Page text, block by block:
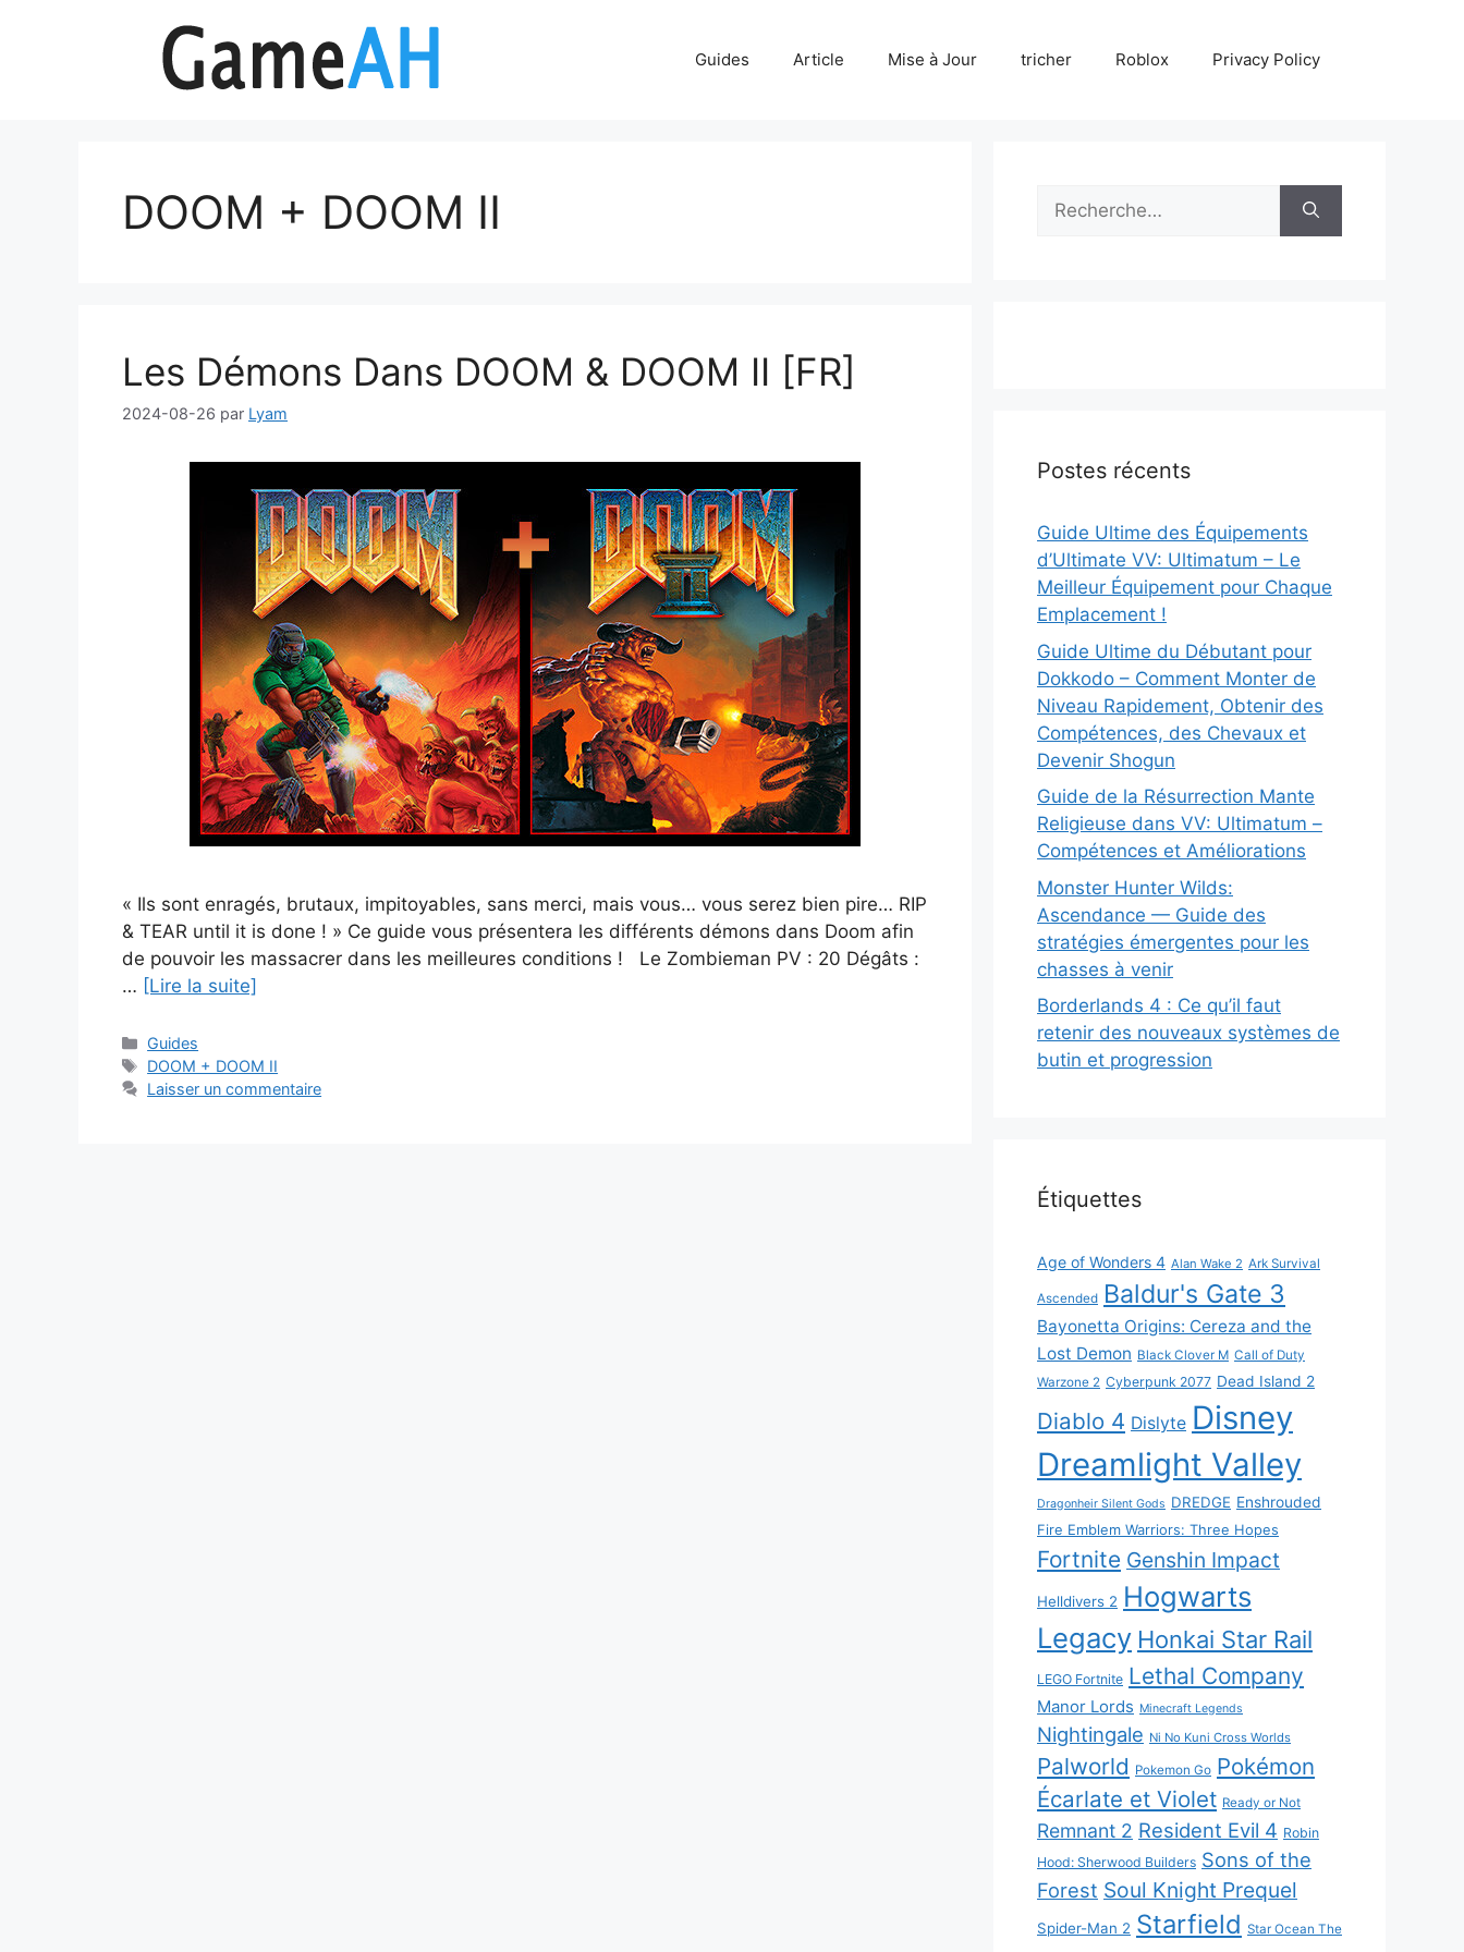
Guides Article Mise à Jour tricher Roblox Privacy Policy
DOOM + DOOM II
Les Démons Dans DOOM & DOOM II [FR]
2024-08-26 par Lyam
« Ils sont enragés, brutaux, impitoyables, sans merci, mais vous… vous serez bien pire… RIP
& TEAR until it is done ! » Ce guide vous présentera les différents démons dans Doom afin
de pouvoir les massacrer dans les meilleures conditions ! Le Zombieman PV : 20 Dégâts :
… [Lire la suite]
Catégories
Guides
Étiquettes
DOOM + DOOM II
Laisser un commentaire
Rechercher :
Postes récents
Guide Ultime des Équipements
d’Ultimate VV: Ultimatum – Le
Meilleur Équipement pour Chaque
Emplacement !
Guide Ultime du Débutant pour
Dokkodo – Comment Monter de
Niveau Rapidement, Obtenir des
Compétences, des Chevaux et
Devenir Shogun
Guide de la Résurrection Mante
Religieuse dans VV: Ultimatum –
Compétences et Améliorations
Monster Hunter Wilds:
Ascendance — Guide des
stratégies émergentes pour les
chasses à venir
Borderlands 4 : Ce qu’il faut
retenir des nouveaux systèmes de
butin et progression
Étiquettes
Age of Wonders 4 Alan Wake 2 Ark Survival
Ascended Baldur's Gate 3
Bayonetta Origins: Cereza and the
Lost Demon Black Clover M Call of Duty
Warzone 2 Cyberpunk 2077 Dead Island 2
Diablo 4 Dislyte Disney
Dreamlight Valley
Dragonheir Silent Gods DREDGE Enshrouded
Fire Emblem Warriors: Three Hopes
Fortnite Genshin Impact
Helldivers 2 Hogwarts
Legacy Honkai Star Rail
LEGO Fortnite Lethal Company
Manor Lords Minecraft Legends
Nightingale Ni No Kuni Cross Worlds
Palworld Pokemon Go Pokémon
Écarlate et Violet Ready or Not
Remnant 2 Resident Evil 4 Robin
Hood: Sherwood Builders Sons of the
Forest Soul Knight Prequel
Spider-Man 2 Starfield Star Ocean The